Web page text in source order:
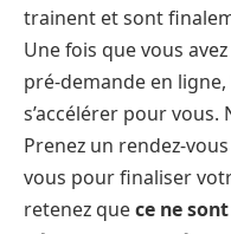
trainent et sont
Une fois que vous
pré-demande en
s’accélérer pour vous.
Prenez un rendez-
vous pour finaliser
retenez quece ne